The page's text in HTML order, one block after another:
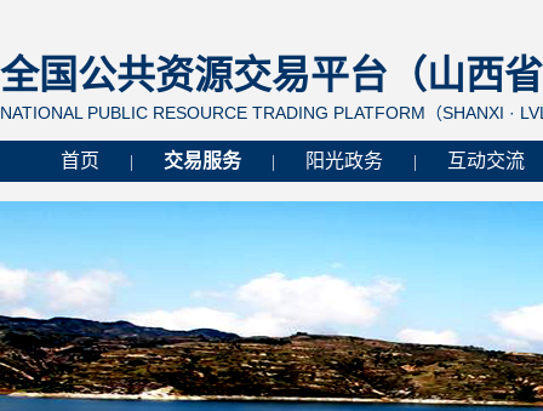
全国公共资源交易平台（山西
NATIONAL PUBLIC RESOURCE TRADING PLATFORM（SHANXI ·
首页 交易服务 阳光政务 互动交流